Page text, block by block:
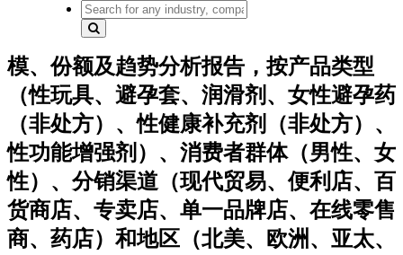
模、份额及趋势分析报告，按产品类型
（性玩具、避孕套、润滑剂、女性避孕药
（非处方）、性健康补充剂（非处方）、
性功能增强剂）、消费者群体（男性、女
性）、分销渠道（现代贸易、便利店、百
货商店、专卖店、单一品牌店、在线零售
商、药店）和地区（北美、欧洲、亚太、